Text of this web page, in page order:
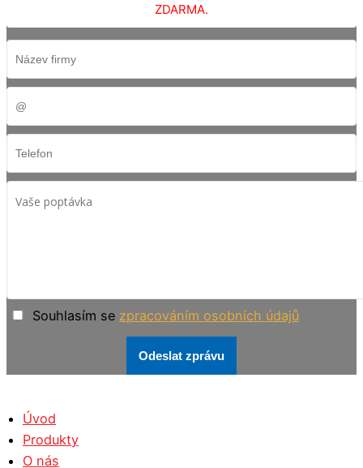
ZDARMA.
Souhlasím se zpracováním osobních údajů
Odeslat zprávu
Úvod
Produkty
O nás